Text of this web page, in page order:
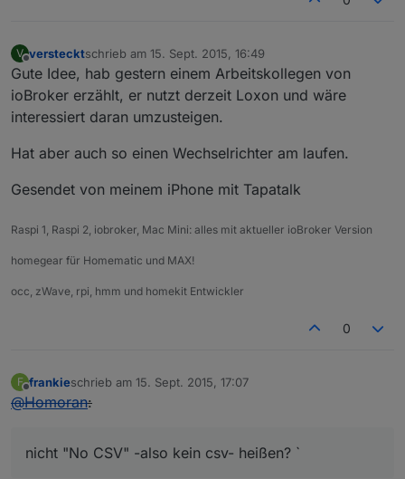
V
Offline
verstecktschrieb am 15. Sept. 2015, 16:49
zuletzt editiert von
Gute Idee, hab gestern einem Arbeitskollegen von
ioBroker erzählt, er nutzt derzeit Loxon und wäre
interessiert daran umzusteigen.
Hat aber auch so einen Wechselrichter am laufen.
Gesendet von meinem iPhone mit Tapatalk
Raspi 1, Raspi 2, iobroker, Mac Mini: alles mit aktueller ioBroker Version
homegear für Homematic und MAX!
occ, zWave, rpi, hmm und homekit Entwickler
0
F
Offline
frankieschrieb am 15. Sept. 2015, 17:07
zuletzt editiert von
@Homoran:
nicht "No CSV" -also kein csv- heißen? `